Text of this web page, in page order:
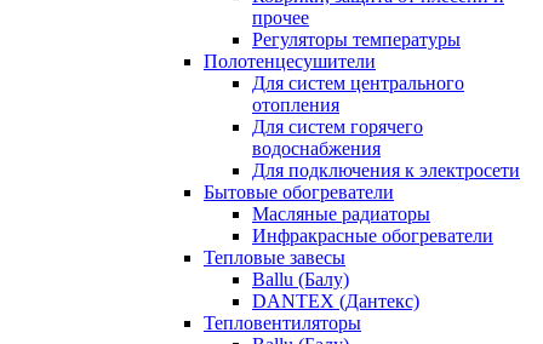
прочее
Регуляторы температуры
Полотенцесушители
Для систем центрального
отопления
Для систем горячего
водоснабжения
Для подключения к электросети
Бытовые обогреватели
Масляные радиаторы
Инфракрасные обогреватели
Тепловые завесы
Ballu (Балу)
DANTEX (Дантекс)
Тепловентиляторы